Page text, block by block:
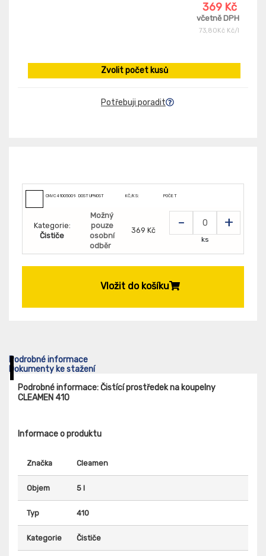
369 Kč
včetně DPH
73,80Kč Kč/l
Zvolit počet kusů
Potřebuji poradit
CNVC410050096 DOSTUPNOST KČ/KS: POČET
Kategorie:
Čističe
Možný
pouze
osobní
odběr
369 Kč - +
ks
Vložit do košíku
Podrobné informace
Dokumenty ke stažení
Podrobné informace: Čistící prostředek na koupelny
CLEAMEN 410
Informace o produktu
Značka Cleamen
Objem 5 l
Typ 410
Kategorie Čističe